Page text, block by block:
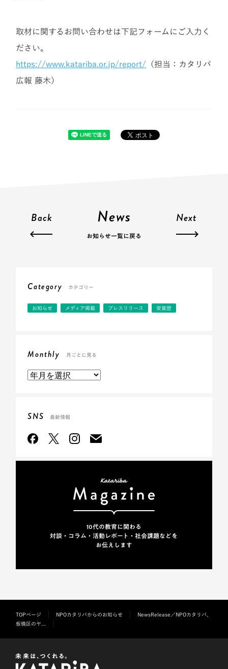
取材に関するお問い合わせは下記フォームにご入力く
ださい。
https://www.katariba.or.jp/report/ （担当：カタリバ
広報 藤木）
Back News
お知らせ一覧に戻る
Next
Category カテゴリー
お知らせ メディア掲載 プレスリリース 受賞歴
Monthly 月ごとに見る
SNS 最新情報
10代の教育に関わる
対談・コラム・活動レポート・社会課題などを
お伝えします
TOPページ NPOカタリバからのお知らせ
NewsRelease／NPOカタリバ、
板橋区のヤ...